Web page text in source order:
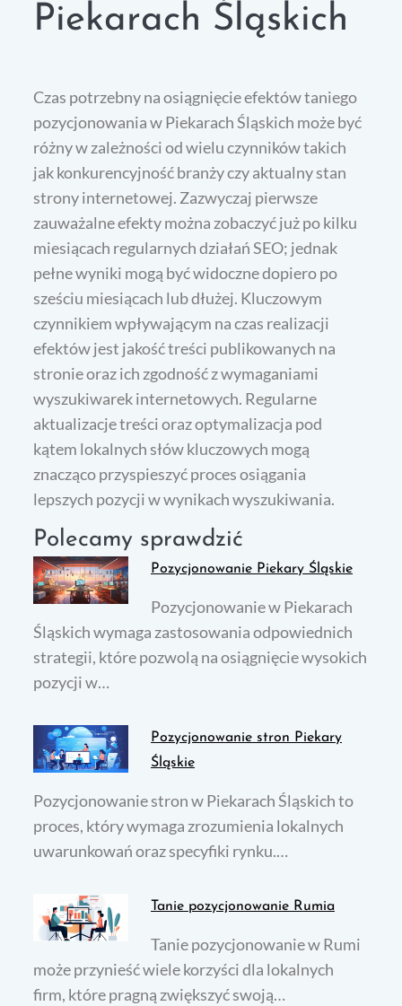
Piekarach Śląskich
Czas potrzebny na osiągnięcie efektów taniego
pozycjonowania w Piekarach Śląskich może być
różny w zależności od wielu czynników takich
jak konkurencyjność branży czy aktualny stan
strony internetowej. Zazwyczaj pierwsze
zauważalne efekty można zobaczyć już po kilku
miesiącach regularnych działań SEO; jednak
pełne wyniki mogą być widoczne dopiero po
sześciu miesiącach lub dłużej. Kluczowym
czynnikiem wpływającym na czas realizacji
efektów jest jakość treści publikowanych na
stronie oraz ich zgodność z wymaganiami
wyszukiwarek internetowych. Regularne
aktualizacje treści oraz optymalizacja pod
kątem lokalnych słów kluczowych mogą
znacząco przyspieszyć proces osiągania
lepszych pozycji w wynikach wyszukiwania.
Polecamy sprawdzić
Pozycjonowanie Piekary Śląskie
Pozycjonowanie w Piekarach
Śląskich wymaga zastosowania odpowiednich
strategii, które pozwolą na osiągnięcie wysokich
pozycji w…
Pozycjonowanie stron Piekary
Śląskie
Pozycjonowanie stron w Piekarach Śląskich to
proces, który wymaga zrozumienia lokalnych
uwarunkowań oraz specyfiki rynku.…
Tanie pozycjonowanie Rumia
Tanie pozycjonowanie w Rumi
może przynieść wiele korzyści dla lokalnych
firm, które pragną zwiększyć swoją…